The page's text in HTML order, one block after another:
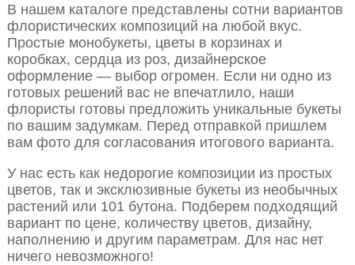
В нашем каталоге представлены сотни вариантов
флористических композиций на любой вкус.
Простые монобукеты, цветы в корзинах и
коробках, сердца из роз, дизайнерское
оформление — выбор огромен. Если ни одно из
готовых решений вас не впечатлило, наши
флористы готовы предложить уникальные букеты
по вашим задумкам. Перед отправкой пришлем
вам фото для согласования итогового варианта.
У нас есть как недорогие композиции из простых
цветов, так и эксклюзивные букеты из необычных
растений или 101 бутона. Подберем подходящий
вариант по цене, количеству цветов, дизайну,
наполнению и другим параметрам. Для нас нет
ничего невозможного!